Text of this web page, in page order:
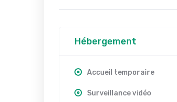
Hébergement
Accueil temporaire
Surveillance vidéo